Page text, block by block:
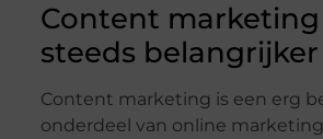
Content
steeds belangrijker
Content marketing is een erg
onderdeel van online